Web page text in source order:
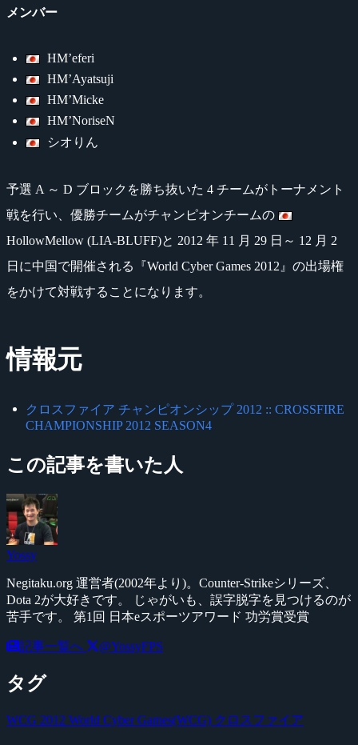
メンバー
HM’eferi
HM’Ayatsuji
HM’Micke
HM’NoriseN
シオりん
予選 A ～ D ブロックを勝ち抜いた 4 チームがトーナメント
戦を行い、優勝チームがチャンピオンチームの
HollowMellow (LIA-BLUFF)と 2012 年 11 月 29 日～ 12 月 2
日に中国で開催される『World Cyber Games 2012』の出場権
をかけて対戦することになります。
情報元
クロスファイア チャンピオンシップ 2012 :: CROSSFIRE
CHAMPIONSHIP 2012 SEASON4
この記事を書いた人
Yossy
Negitaku.org 運営者(2002年より)。Counter-Strikeシリーズ、
Dota 2が大好きです。 じゃがいも、誤字脱字を見つけるのが
苦手です。 第1回 日本eスポーツアワード 功労賞受賞
記事一覧へ @YossyFPS
タグ
WCG 2012 World Cyber Games(WCG) クロスファイア